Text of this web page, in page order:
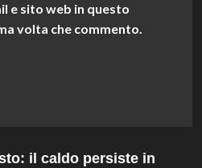
e sito web in questo
volta che commento.
il caldo persiste in